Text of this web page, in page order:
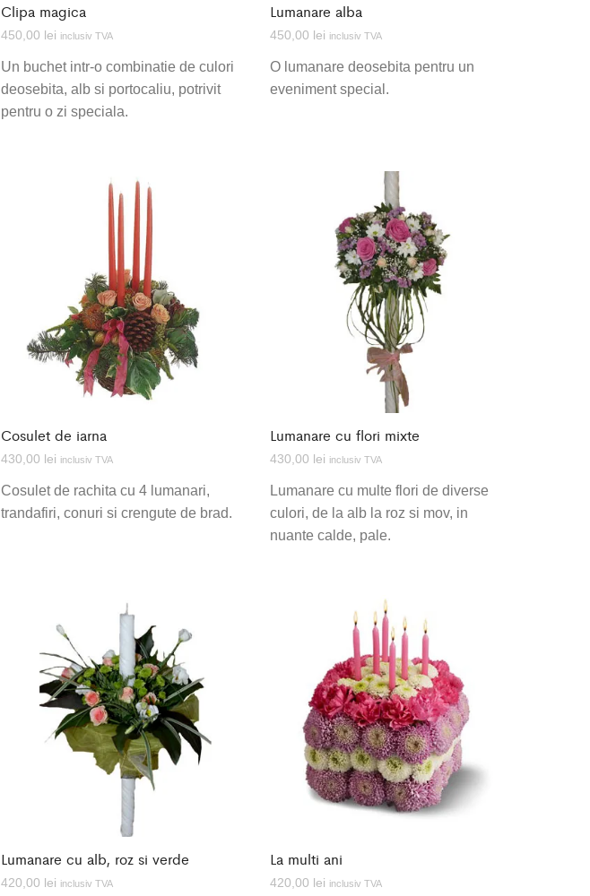
Clipa magica
450,00 lei inclusiv TVA
Un buchet intr-o combinatie de culori
deosebita, alb si portocaliu, potrivit
pentru o zi speciala.
Lumanare alba
450,00 lei inclusiv TVA
O lumanare deosebita pentru un
eveniment special.
Cosulet de iarna
430,00 lei inclusiv TVA
Cosulet de rachita cu 4 lumanari,
trandafiri, conuri si crengute de brad.
Lumanare cu flori mixte
430,00 lei inclusiv TVA
Lumanare cu multe flori de diverse
culori, de la alb la roz si mov, in
nuante calde, pale.
Lumanare cu alb, roz si verde
420,00 lei inclusiv TVA
La multi ani
420,00 lei inclusiv TVA